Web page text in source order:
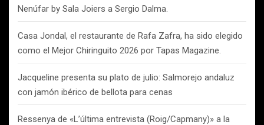
Nenúfar by Sala Joiers a Sergio Dalma.
Casa Jondal, el restaurante de Rafa Zafra, ha sido elegido
como el Mejor Chiringuito 2026 por Tapas Magazine.
Jacqueline presenta su plato de julio: Salmorejo andaluz
con jamón ibérico de bellota para cenas
Ressenya de «L’última entrevista (Roig/Capmany)» a la